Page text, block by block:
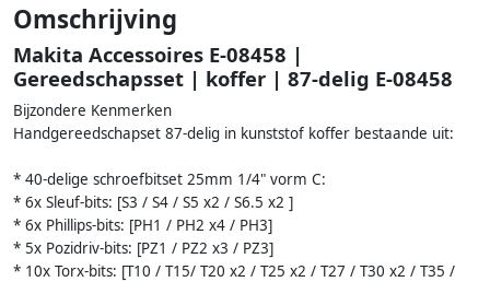
Omschrijving
Makita Accessoires E-08458 |
Gereedschapsset | koffer | 87-delig E-08458
Bijzondere Kenmerken
Handgereedschapset 87-delig in kunststof koffer bestaande uit:
* 40-delige schroefbitset 25mm 1/4" vorm C:
* 6x Sleuf-bits: [S3 / S4 / S5 x2 / S6.5 x2 ]
* 6x Phillips-bits: [PH1 / PH2 x4 / PH3]
* 5x Pozidriv-bits: [PZ1 / PZ2 x3 / PZ3]
* 10x Torx-bits: [T10 / T15/ T20 x2 / T25 x2 / T27 / T30 x2 / T35 /